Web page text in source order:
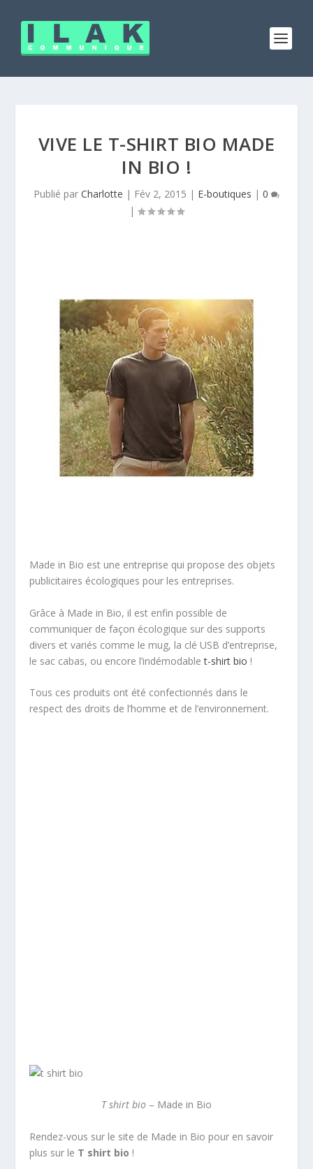
VIVE LE T-SHIRT BIO MADE
IN BIO !
Publié par Charlotte | Fév 2, 2015 | E-boutiques | 0
|
Made in Bio est une entreprise qui propose des objets
publicitaires écologiques pour les entreprises.
Grâce à Made in Bio, il est enfin possible de
communiquer de façon écologique sur des supports
divers et variés comme le mug, la clé USB d’entreprise,
le sac cabas, ou encore l’indémodablet-shirt bio !
Tous ces produits ont été confectionnés dans le
respect des droits de l’homme et de l’environnement.
T shirt bio – Made in Bio
Rendez-vous sur le site de Made in Bio pour en savoir
plus sur le T shirt bio !